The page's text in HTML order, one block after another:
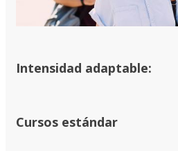
Intensidad adaptable:
Cursos estándar